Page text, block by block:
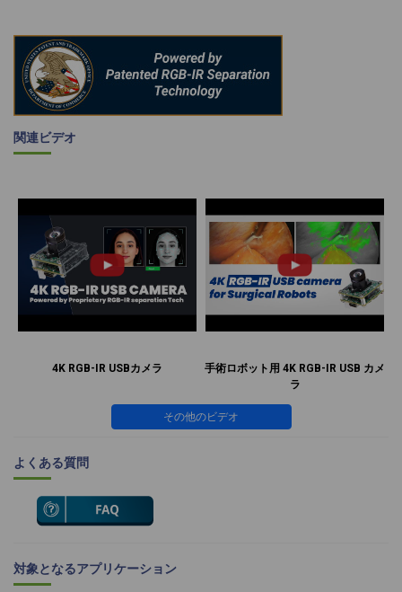
関連ビデオ
4K RGB-IR USBカメラ
手術ロボット用 4K RGB-IR USB カメ
ラ
その他のビデオ
よくある質問
対象となるアプリケーション